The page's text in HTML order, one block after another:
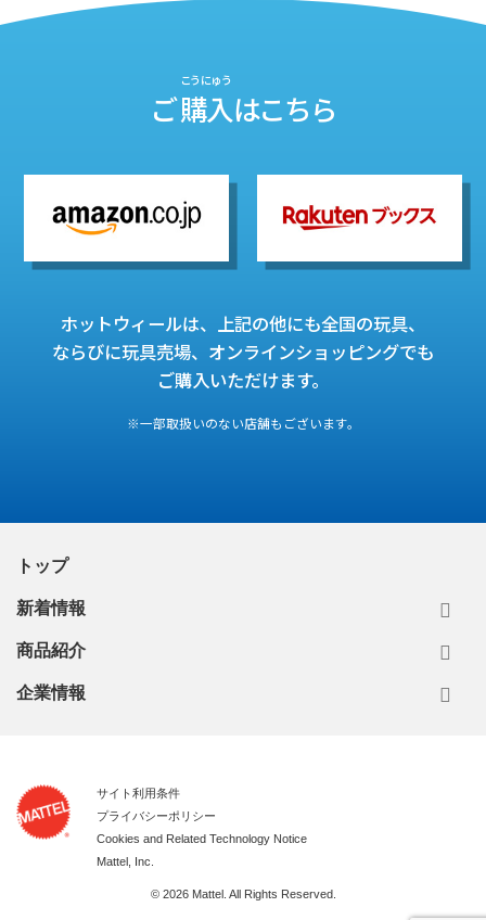
ご購入
こうにゅう
はこちら
ホットウィールは、上記の他にも全国の玩具、
ならびに玩具売場、オンラインショッピングでも
ご購入いただけます。
※一部取扱いのない店舗もございます。
トップ
新着情報
商品紹介
企業情報
サイト利用条件
プライバシーポリシー
Cookies and Related Technology Notice
Mattel, Inc.
© 2026 Mattel. All Rights Reserved.